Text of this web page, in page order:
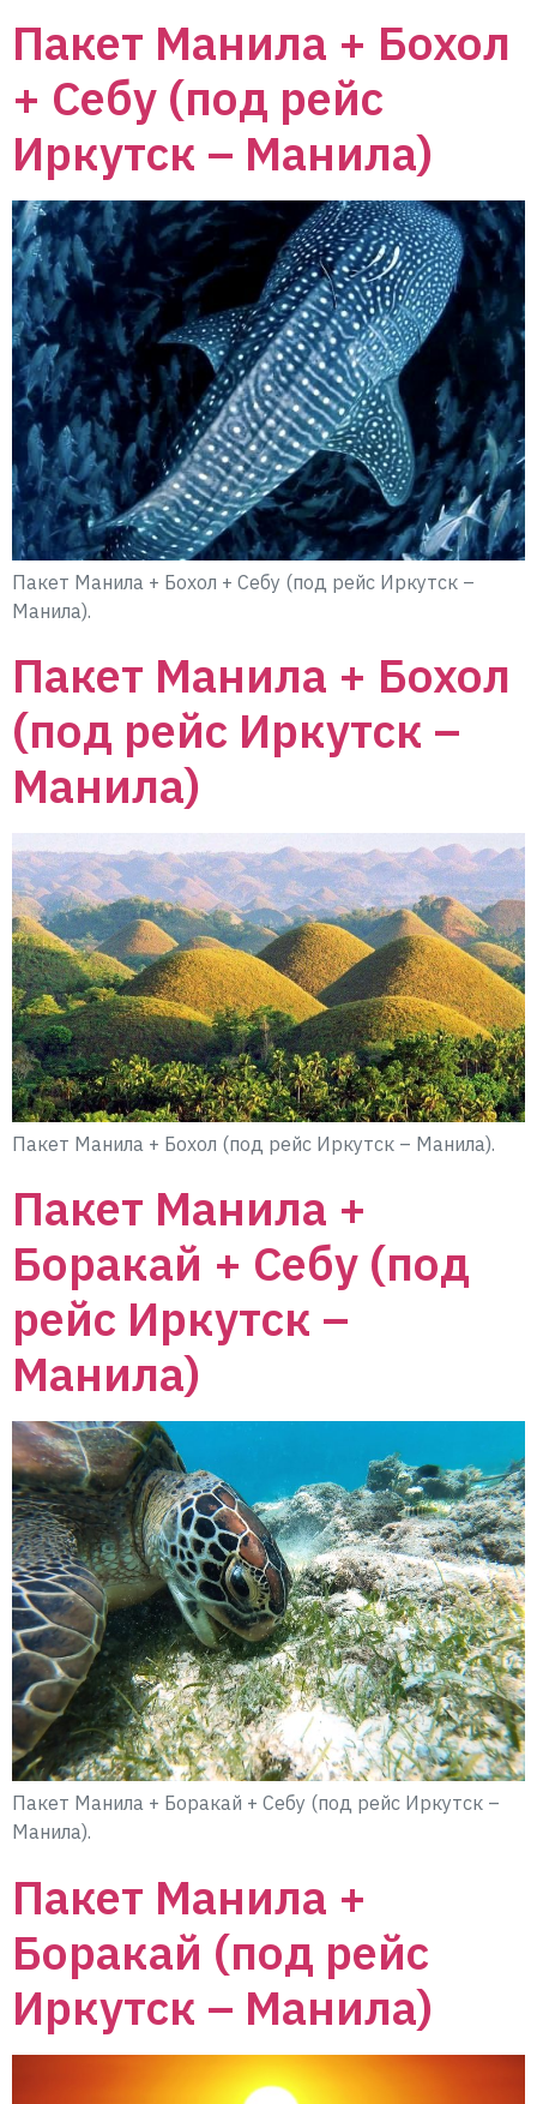
Пакет Манила + Бохол
+ Себу (под рейс
Иркутск – Манила)
Пакет Манила + Бохол + Себу (под рейс Иркутск –
Манила).
Пакет Манила + Бохол
(под рейс Иркутск –
Манила)
Пакет Манила + Бохол (под рейс Иркутск – Манила).
Пакет Манила +
Боракай + Себу (под
рейс Иркутск –
Манила)
Пакет Манила + Боракай + Себу (под рейс Иркутск –
Манила).
Пакет Манила +
Боракай (под рейс
Иркутск – Манила)